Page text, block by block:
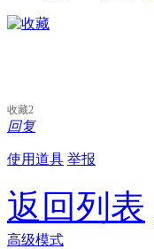
收藏2
回复
使用道具 举报
返回列表
高级模式